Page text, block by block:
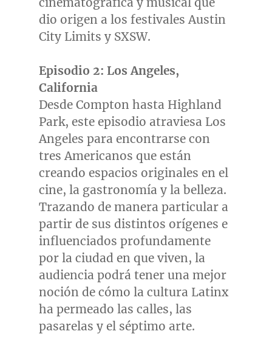
dio origen a los festivales Austin
City Limits y SXSW.
Episodio 2: Los Angeles,
California
Desde Compton hasta Highland
Park, este episodio atraviesa Los
Angeles para encontrarse con
tres Americanos que están
creando espacios originales en el
cine, la gastronomía y la belleza.
Trazando de manera particular a
partir de sus distintos orígenes e
influenciados profundamente
por la ciudad en que viven, la
audiencia podrá tener una mejor
noción de cómo la cultura Latinx
ha permeado las calles, las
pasarelas y el séptimo arte.